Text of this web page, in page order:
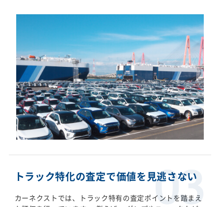
トラック特化の査定で価値を見逃さない
カーネクストでは、トラック特有の査定ポイントを踏まえ